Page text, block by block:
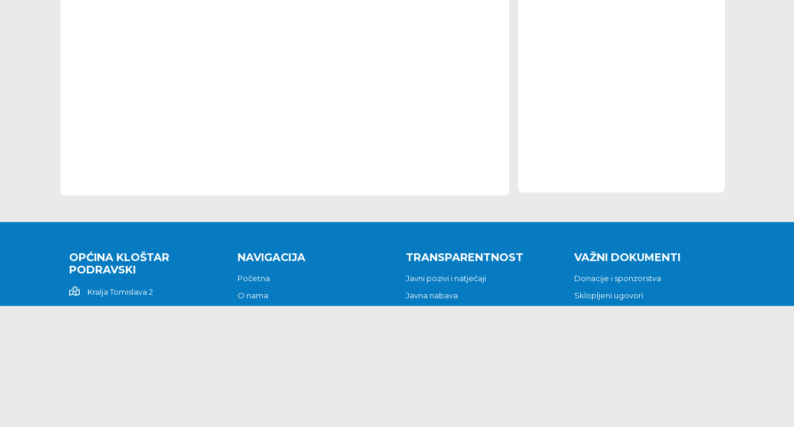
OPĆINA KLOŠTAR
PODRAVSKI
Kralja Tomislava 2
NAVIGACIJA
Početna
O nama
TRANSPARENTNOST
Javni pozivi i natječaji
Javna nabava
VAŽNI DOKUMENTI
Donacije i sponzorstva
Sklopljeni ugovori